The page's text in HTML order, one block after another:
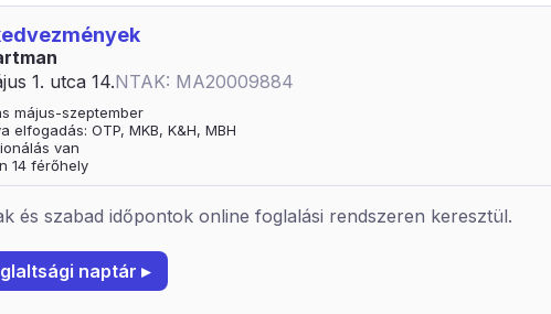
képes. Az apartmanhoz saját fürdőszoba, 2 WC,
és 3 szoba tartozik. Mindkét apartman klimatizált, Wifivel,
felszerelt.
lehetősége van bográcsozásra, tárcsázásra (eszközöket
Az elkészült ételek elfogyaszthatóak a kertben kialakított filagória
Spar, Lidl, éttermek, menüzési lehetőségek találhatóak.
250 méter. Vasútállomás 300 méter.
igényeit a földszinten lakó tulajdonosok igyekeznek kiszolgálni.
Standard Plus 7 fős apartman (pótágyazható)
1. utca 14.NTAK: MA20009884
május-szeptember
elfogadás: OTP, MKB, K&H, MBH
van
14 férőhely
és szabad időpontok online foglalási rendszeren keresztül.
naptár ▸